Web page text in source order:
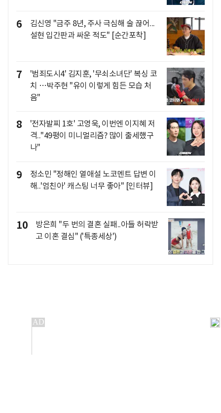
6
김신영 "금주 8년, 주사 극심해 술 끊어...
설현 입간판과 싸운 적도" [순간포착]
7
'범죄도시4' 김지훈, '무쇠소녀단' 복싱 코
치 …박주현 "유이 이렇게 힘든 모습 처
음"
8
'전자발찌 1호' 고영욱, 이번엔 이지혜 저
격.."49평이 미니멀리즘? 많이 출세했구
나"
9
정소민 "정해인 열애설 노코멘트 답변 이
해..'엄친아' 캐스팅 너무 좋아" [인터뷰]
10
방은희 "두 번의 결혼 실패..아들 허락받
고 이혼 결심" ('특종세상')